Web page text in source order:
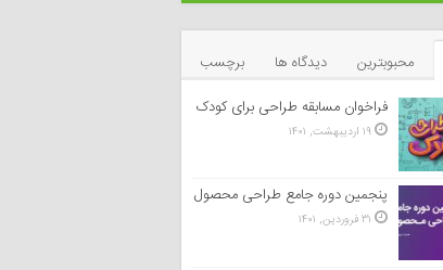
محبوبترین دیدگاه ها
برچسب
فراخوان مسابقه طراحی برای کودک
۱۹ اردیبهشت, ۱۴۰۱
پنجمین دوره جامع طراحی محصول
۳۱ فروردین, ۱۴۰۱